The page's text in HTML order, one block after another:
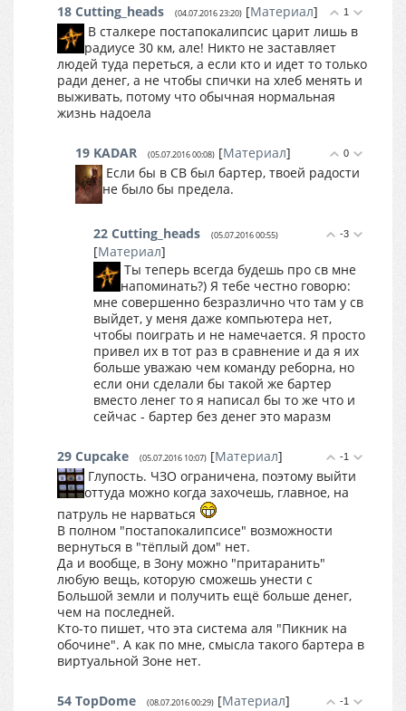
1
18 Cutting_heads (04.07.2016 23:20) [Материал]
В сталкере постапокалипсис царит лишь в
радиусе 30 км, але! Никто не заставляет
людей туда переться, а если кто и идет то только
ради денег, а не чтобы спички на хлеб менять и
выживать, потому что обычная нормальная
жизнь надоела
0
19 KADAR (05.07.2016 00:08) [Материал]
Если бы в СВ был бартер, твоей радости
не было бы предела.
-3
22 Cutting_heads (05.07.2016 00:55)
[Материал]
Ты теперь всегда будешь про св мне
напоминать?) Я тебе честно говорю:
мне совершенно безразлично что там у св
выйдет, у меня даже компьютера нет,
чтобы поиграть и не намечается. Я просто
привел их в тот раз в сравнение и да я их
больше уважаю чем команду реборна, но
если они сделали бы такой же бартер
вместо ленег то я написал бы то же что и
сейчас - бартер без денег это маразм
-1
29 Cupcake (05.07.2016 10:07) [Материал]
Глупость. ЧЗО ограничена, поэтому выйти
оттуда можно когда захочешь, главное, на
патруль не нарваться
В полном "постапокалипсисе" возможности
вернуться в "тёплый дом" нет.
Да и вообще, в Зону можно "притаранить"
любую вещь, которую сможешь унести с
Большой земли и получить ещё больше денег,
чем на последней.
Кто-то пишет, что эта система аля "Пикник на
обочине". А как по мне, смысла такого бартера в
виртуальной Зоне нет.
-1
54 TopDome (08.07.2016 00:29) [Материал]